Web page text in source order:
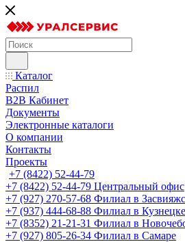
Каталог
Распил
B2B Кабинет
Документы
Электронные каталоги
О компании
Контакты
Проекты
+7 (8422) 52-44-79
+7 (8422) 52-44-79 Центральный офис
+7 (927) 270-57-68 Филиал в
+7 (937) 444-68-88 Филиал в Кузнецке
+7 (8352) 21-21-31 Филиал в
+7 (927) 805-26-34 Филиал в Самаре